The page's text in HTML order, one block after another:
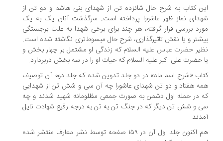
این کتاب به شرح حال شانزده تن از شهدای بنی هاشم و دو تن از
شهدای نماز ظهر عاشورا پرداخته است. سرگذشت آنان یک به یک
مورد بررسی قرار گرفته، هر چند برای برخی شهدا به علت برجستگی
بیشتر و یا نقش تاثیرگذاری، شرح حال مبسوط‌تری نگاشته شده است.
نظیر حضرت عباس علیه السلام که زندگی او مشتمل بر چهار بخش و
یا حضرت علی اکبر علیه السلام که حیات او را در سه بخش دربردارد.
کتاب «شرح اسم ماه» در دو جلد تدوین شده که جلد دوم آن توصیف
همه هفتاد و دو تن شهدای عاشورا چه آن سی و شش تن از شهدایی
که در حمله اول دشمن به صورت جمعی مظلومانه شهید شدند و چه
سی و شش تن دیگر که در جنگ تن به تن به درجه رفیع شهادت نایل
آمدند.
هم اکنون جلد اول آن در ۱۵۹ صفحه توسط نشر معارف منتشر شده